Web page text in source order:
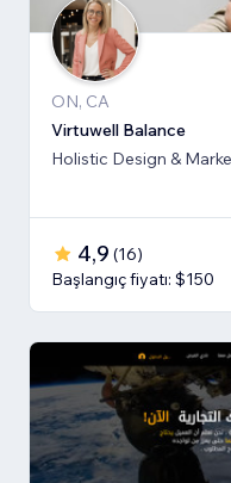
ON, CA
Virtuwell Balance
Holistic Design &
4,9 (16)
Başlangıç fiyatı: $150